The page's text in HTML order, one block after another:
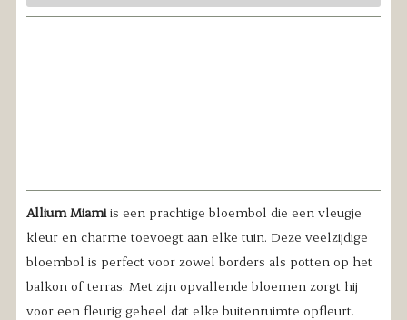
Allium Miamiis een prachtige bloembol die een vleugje
kleur en charme toevoegt aan elke tuin. Deze veelzijdige
bloembol is perfect voor zowel borders als potten op het
balkon of terras. Met zijn opvallende bloemen zorgt hij
voor een fleurig geheel dat elke buitenruimte opfleurt.